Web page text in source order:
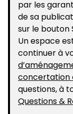
par les
de sa
sur le bouton
Un espace
continuer à
concertation
questions, à
Questions &